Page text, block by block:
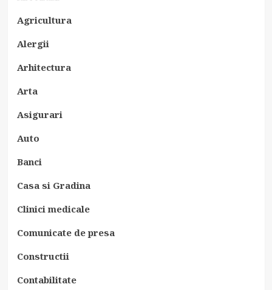
Agricultura
Alergii
Arhitectura
Arta
Asigurari
Auto
Banci
Casa si Gradina
Clinici medicale
Comunicate de presa
Constructii
Contabilitate